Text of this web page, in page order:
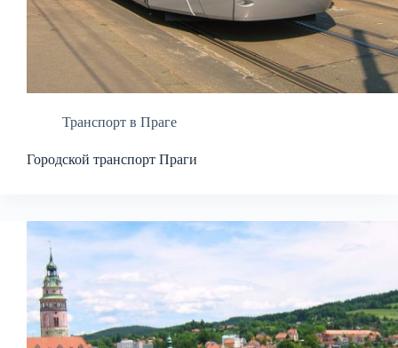
Транспорт в Праге
Городской транспорт Праги